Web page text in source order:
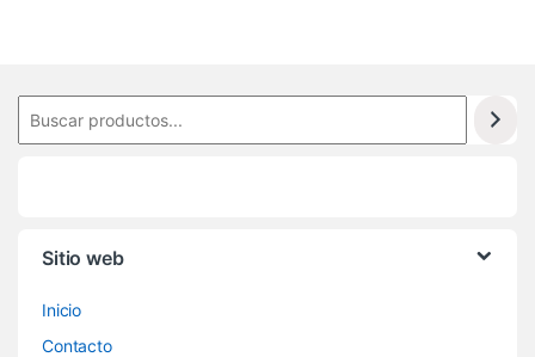
Sitio web
Inicio
Contacto